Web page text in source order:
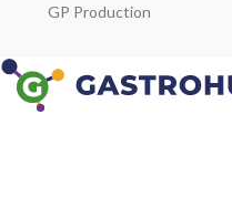
GP Production